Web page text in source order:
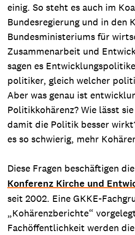
einig. So steht es auch im
Bundesregierung und in den
Bundesministeriums für
Zusammenarbeit und
sagen es
politiker, gleich welcher
Aber was genau ist
Politikkohärenz? Wie lässt
damit die Politik besser
es so schwierig, mehr
Diese Fragen beschäftigen die
Konferenz Kirche und
seit 2002. Eine GKKE-
„Kohärenzberichte“
Fachöffentlichkeit werden